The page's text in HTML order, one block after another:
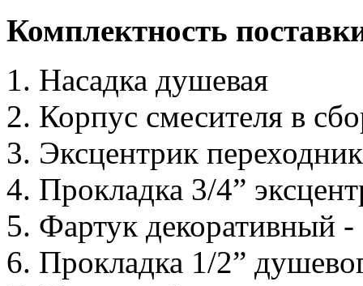
Комплектность
Насадка душевая
Корпус смесителя в
Эксцентрик
Прокладка 3/4”
Фартук декоративный
Прокладка 1/2”